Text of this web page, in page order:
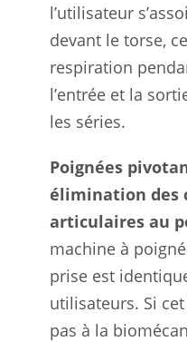
l’utilisateur
devant le torse,
respiration
l’entrée et la
les séries.
Poignées
élimination des
articulaires au
machine à
prise est
utilisateurs. Si
pas à la